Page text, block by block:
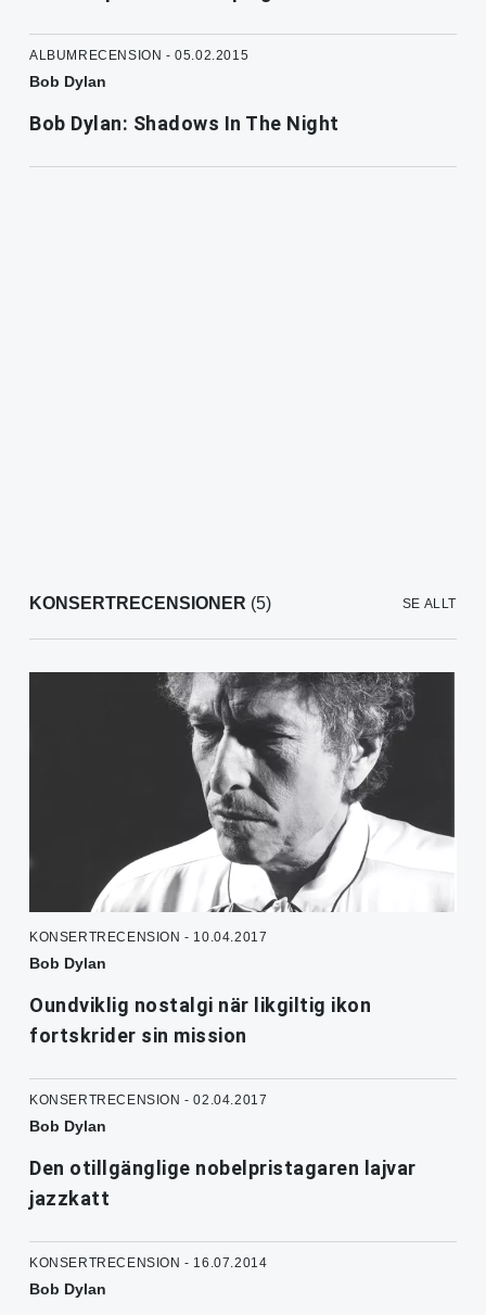
ALBUMRECENSION - 05.02.2015
Bob Dylan
Bob Dylan: Shadows In The Night
KONSERTRECENSIONER (5) SE ALLT
KONSERTRECENSION - 10.04.2017
Bob Dylan
Oundviklig nostalgi när likgiltig ikon
fortskrider sin mission
KONSERTRECENSION - 02.04.2017
Bob Dylan
Den otillgänglige nobelpristagaren lajvar
jazzkatt
KONSERTRECENSION - 16.07.2014
Bob Dylan